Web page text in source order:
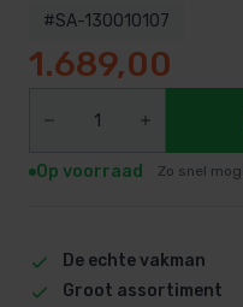
#SA-130010107
1.689,00
Op voorraad Zo snel
De echte vakman
Groot assortiment